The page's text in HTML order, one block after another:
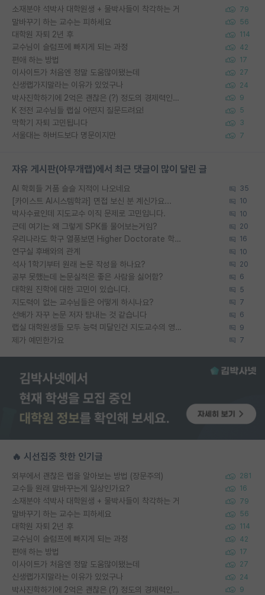
소재분야 석박사 대학원생 + 물박사들이 착각하는 거 79
말바꾸기 하는 교수는 피하세요 56
대학원 자퇴 2년 후 114
교수님이 슬럼프에 빠지게 되는 과정 42
편애 하는 방법 17
이사이트가 처음엔 정말 도움많이됐는데 27
신생랩가지말라는 이유가 있었구나 24
박사진학하기에 2억은 괜찮은 (?) 정도의 경제력인가요 9
K 전전 교수님들 랩실 어떤지 질문드려요! 5
막학기 자퇴 고민됩니다 3
서울대는 하버드보다 명문이지만 7
자유 게시판(아무개랩)에서 최근 댓글이 많이 달린 글
AI 학회들 거품 슬슬 지적이 나오네요 35
[카이스트 AI시스템학과] 면접 보신 분 계신가요... 10
박사수료인데 지도교수 이직 문제로 고민입니다. 10
근데 여기는 왜 그렇게 SPK를 물어보는거임? 20
우리나라도 학구 열풍보면 Higher Doctorate 학위가 필요하다고 봅니다. 16
연구실 후배와의 관계 10
석사 1학기부터 원래 논문 작성을 하나요? 20
공부 못했는데 논문실적은 좋은 사람을 싫어함? 6
대학원 진학에 대한 고민이 있습니다. 5
지도력이 없는 교수님들은 어떻게 하시나요? 7
선배가 자꾸 논문 저자 탐내는 것 같습니다 6
랩실 대학원생들 모두 능력 미달인건 지도교수의 영향 아닌가? 9
제가 예민한가요 7
🔥 시선집중 핫한 인기글
외부에서 괜찮은 랩을 알아보는 방법 (장문주의) 281
교수들 원래 말바꾸는게 일상인가요? 16
소재분야 석박사 대학원생 + 물박사들이 착각하는 거 79
말바꾸기 하는 교수는 피하세요 56
대학원 자퇴 2년 후 114
교수님이 슬럼프에 빠지게 되는 과정 42
편애 하는 방법 17
이사이트가 처음엔 정말 도움많이됐는데 27
신생랩가지말라는 이유가 있었구나 24
박사진학하기에 2억은 괜찮은 (?) 정도의 경제력인가요 9